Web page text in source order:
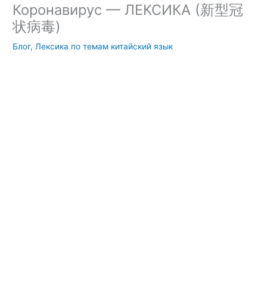
Коронавирус — ЛЕКСИКА (新型冠
状病毒)
Блог, Лексика по темам китайский язык